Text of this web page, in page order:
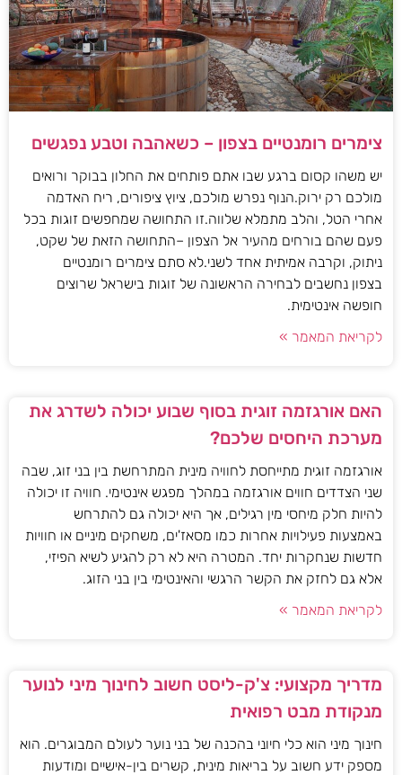
צימרים רומנטיים בצפון – כשאהבה וטבע נפגשים
יש משהו קסום ברגע שבו אתם פותחים את החלון בבוקר ורואים
מולכם רק ירוק.הנוף נפרש מולכם, ציוץ ציפורים, ריח האדמה
אחרי הטל, והלב מתמלא שלווה.זו התחושה שמחפשים זוגות בכל
פעם שהם בורחים מהעיר אל הצפון –התחושה הזאת של שקט,
ניתוק, וקרבה אמיתית אחד לשני.לא סתם צימרים רומנטיים
בצפון נחשבים לבחירה הראשונה של זוגות בישראל שרוצים
חופשה אינטימית.
לקריאת המאמר »
האם אורגזמה זוגית בסוף שבוע יכולה לשדרג את
מערכת היחסים שלכם?
אורגזמה זוגית מתייחסת לחוויה מינית המתרחשת בין בני זוג, שבה
שני הצדדים חווים אורגזמה במהלך מפגש אינטימי. חוויה זו יכולה
להיות חלק מיחסי מין רגילים, אך היא יכולה גם להתרחש
באמצעות פעילויות אחרות כמו מסאז'ים, משחקים מיניים או חוויות
חדשות שנחקרות יחד. המטרה היא לא רק להגיע לשיא הפיזי,
אלא גם לחזק את הקשר הרגשי והאינטימי בין בני הזוג.
לקריאת המאמר »
מדריך מקצועי: צ'ק-ליסט חשוב לחינוך מיני לנוער
מנקודת מבט רפואית
חינוך מיני הוא כלי חיוני בהכנה של בני נוער לעולם המבוגרים. הוא
מספק ידע חשוב על בריאות מינית, קשרים בין-אישיים ומודעות